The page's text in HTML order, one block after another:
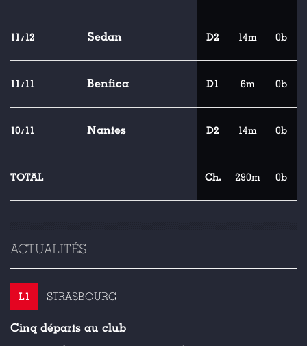
11/12 Sedan D2 14m 0b
11/11 Benfica D1 6m 0b
10/11 Nantes D2 14m 0b
TOTAL Ch. 290m 0b
ACTUALITÉS
L1 STRASBOURG
Cinq départs au club